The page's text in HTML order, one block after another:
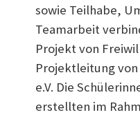
sowie Teilhabe,
Teamarbeit
Projekt von
Projektleitung
e.V. Die
erstellten im